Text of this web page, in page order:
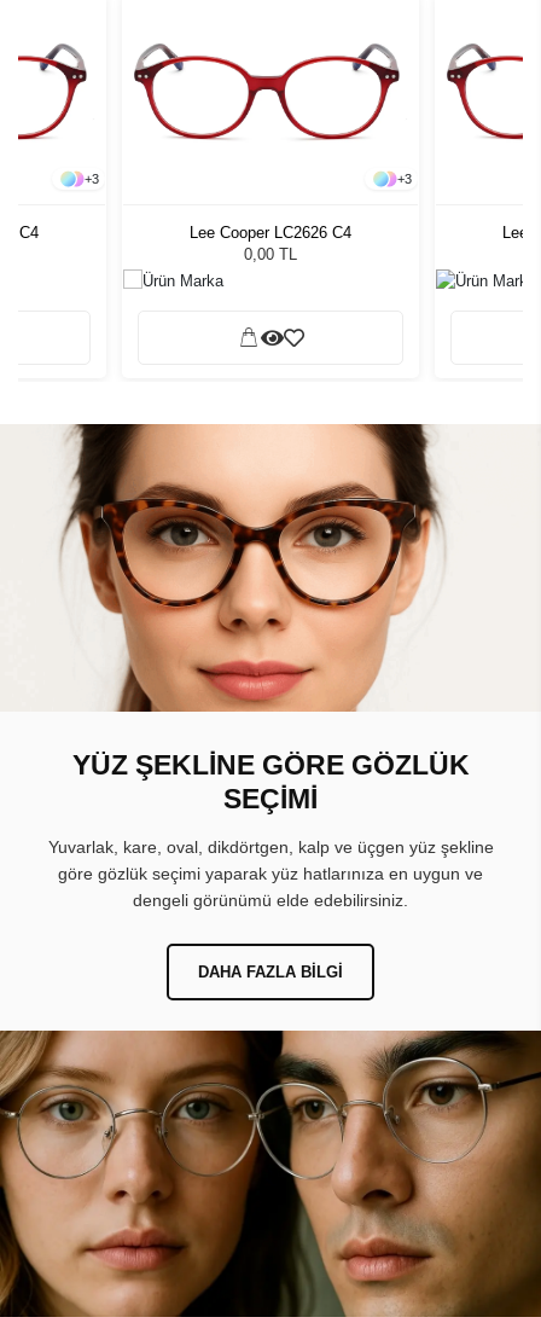
+3
C4
+3
Lee Cooper LC2626 C4
0,00 TL
Lee
YÜZ ŞEKLİNE GÖRE GÖZLÜK
SEÇİMİ
Yuvarlak, kare, oval, dikdörtgen, kalp ve üçgen yüz şekline
göre gözlük seçimi yaparak yüz hatlarınıza en uygun ve
dengeli görünümü elde edebilirsiniz.
DAHA FAZLA BILGI